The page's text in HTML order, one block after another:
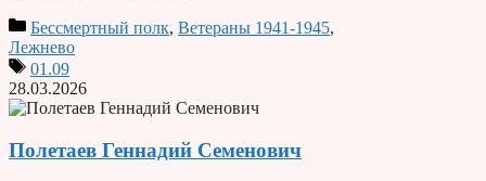
Бессмертный полк, Ветераны 1941-1945,
Лежнево
01.09
28.03.2026
Полетаев Геннадий Семенович